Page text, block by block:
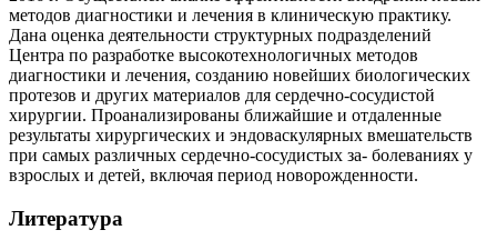
методов диагностики и лечения в клиническую практику.
Дана оценка деятельности структурных подразделений
Центра по разработке высокотехнологичных методов
диагностики и лечения, созданию новейших биологических
протезов и других материалов для сердечно-сосудистой
хирургии. Проанализированы ближайшие и отдаленные
результаты хирургических и эндоваскулярных вмешательств
при самых различных сердечно-сосудистых за- болеваниях у
взрослых и детей, включая период новорожденности.
Литература